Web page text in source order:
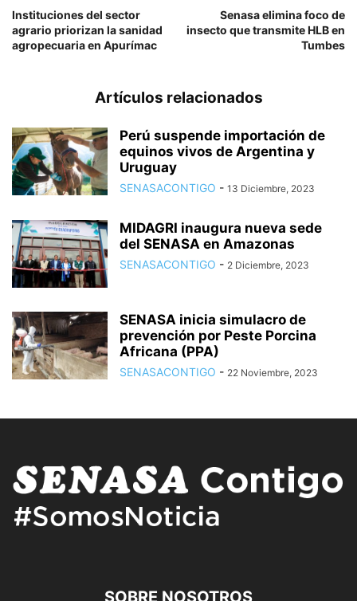
Instituciones del sector
agrario priorizan la sanidad
agropecuaria en Apurímac
Senasa elimina foco de
insecto que transmite HLB en
Tumbes
Artículos relacionados
Perú suspende importación de
equinos vivos de Argentina y
Uruguay
SENASACONTIGO - 13 Diciembre, 2023
MIDAGRI inaugura nueva sede
del SENASA en Amazonas
SENASACONTIGO - 2 Diciembre, 2023
SENASA inicia simulacro de
prevención por Peste Porcina
Africana (PPA)
SENASACONTIGO - 22 Noviembre, 2023